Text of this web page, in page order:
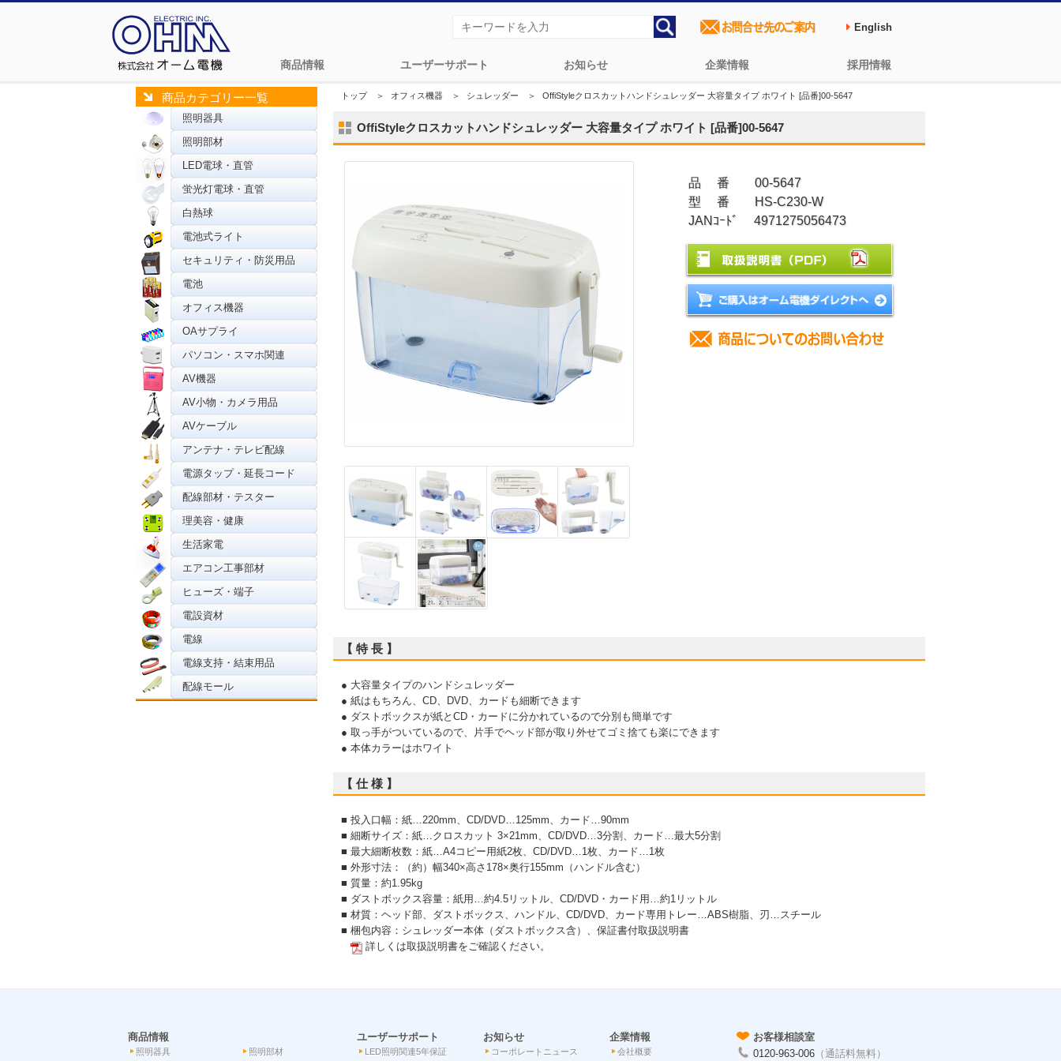
商品情報 ユーザーサポート お知らせ 企業情報 採用情報
English
商品カテゴリー一覧
照明器具
照明部材
LED電球・直管
蛍光灯電球・直管
白熱球
電池式ライト
セキュリティ・防災用品
電池
オフィス機器
OAサプライ
パソコン・スマホ関連
AV機器
AV小物・カメラ用品
AVケーブル
アンテナ・テレビ配線
電源タップ・延長コード
配線部材・テスター
理美容・健康
生活家電
エアコン工事部材
ヒューズ・端子
電設資材
電線
電線支持・結束用品
配線モール
トップ＞ オフィス機器 ＞ シュレッダー ＞ OffiStyleクロスカットハンドシュレッダー 大容量タイプ ホワイト [品番]00-5647
OffiStyleクロスカットハンドシュレッダー 大容量タイプ ホワイト [品番]00-5647
品 番 00-5647
型 番 HS-C230-W
JANｺｰﾄﾞ 4971275056473
【 特 長 】
● 大容量タイプのハンドシュレッダー
● 紙はもちろん、CD、DVD、カードも細断できます
● ダストボックスが紙とCD・カードに分かれているので分別も簡単です
● 取っ手がついているので、片手でヘッド部が取り外せてゴミ捨ても楽にできます
● 本体カラーはホワイト
【 仕 様 】
■ 投入口幅：紙…220mm、CD/DVD…125mm、カード…90mm
■ 細断サイズ：紙…クロスカット 3×21mm、CD/DVD…3分割、カード…最大5分割
■ 最大細断枚数：紙…A4コピー用紙2枚、CD/DVD…1枚、カード…1枚
■ 外形寸法：（約）幅340×高さ178×奥行155mm（ハンドル含む）
■ 質量：約1.95kg
■ ダストボックス容量：紙用…約4.5リットル、CD/DVD・カード用…約1リットル
■ 材質：ヘッド部、ダストボックス、ハンドル、CD/DVD、カード専用トレー…ABS樹脂、刃…スチール
■ 梱包内容：シュレッダー本体（ダストボックス含）、保証書付取扱説明書
詳しくは取扱説明書をご確認ください。
商品情報
照明器具
照明部材
ユーザーサポート
LED照明関連5年保証
お知らせ
コーポレートニュース
企業情報
会社概要
お客様相談室
0120-963-006 （通話料無料）